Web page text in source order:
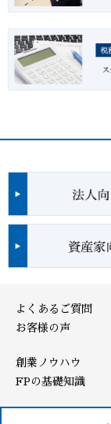
よくあるご質問
お客様の声
創業ノウハウ
FPの基礎知識